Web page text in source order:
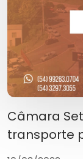
Câmara
transporte